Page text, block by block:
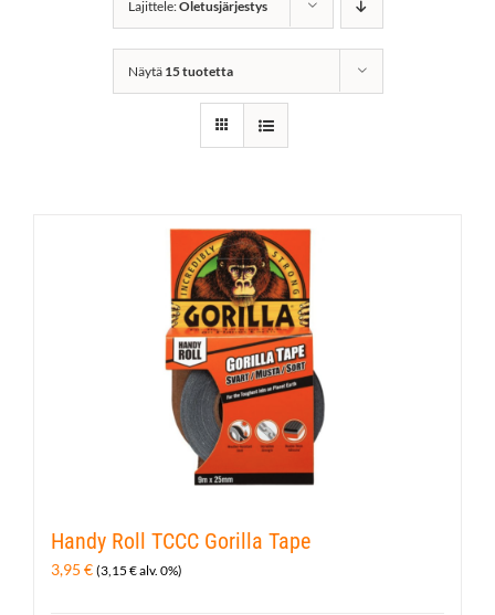
Lajittele:Oletusjärjestys
Näytä 15 tuotetta
Handy Roll TCCC Gorilla Tape
3,95 € (3,15 €alv. 0%)